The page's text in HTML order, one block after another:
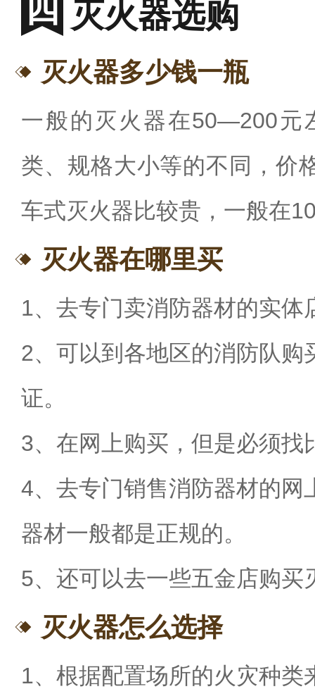
灭火器选购
灭火器多少钱一瓶
一般的灭火器在50—200元
类、规格大小等的不同，价
车式灭火器比较贵， 一般在
灭火器在哪里买
1、去专门卖消防器材的实体
2、可以到各地区的消防队购
证。
3、在网上购买 ，但是必须
4、去专门销售消防器材的网
器材一般都是正规的。
5、还可以去一些五金店购买
灭火器怎么选择
1、根据配置场所的火灾种类